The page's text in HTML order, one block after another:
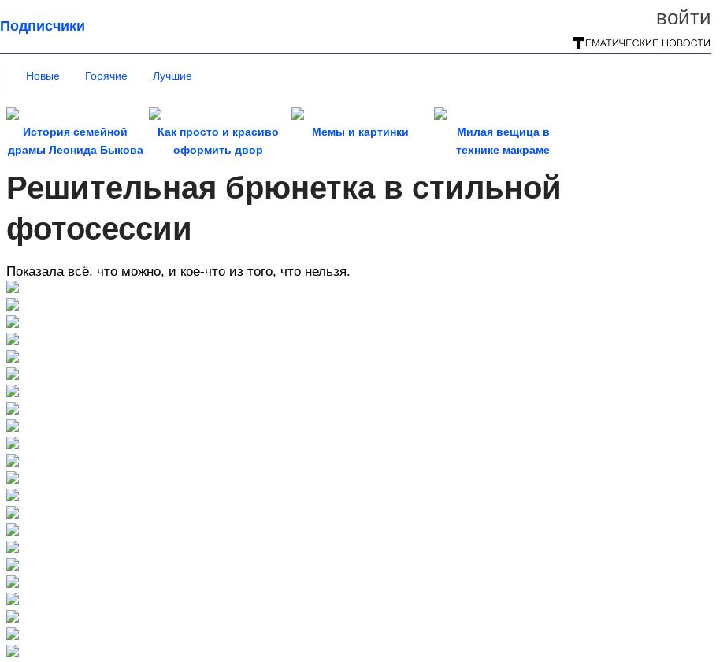
войти
Подписчики
Новые Горячие Лучшие
История семейной
драмы Леонида Быкова
Как просто и красиво
оформить двор
Мемы и картинки
Милая вещица в
технике макраме
Решительная брюнетка в стильной
фотосессии
Показала всё, что можно, и кое-что из того, что нельзя.